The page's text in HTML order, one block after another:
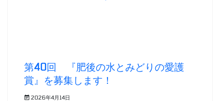
第40回 『肥後の水とみどりの愛護
賞』を募集します！
2026年4月14日